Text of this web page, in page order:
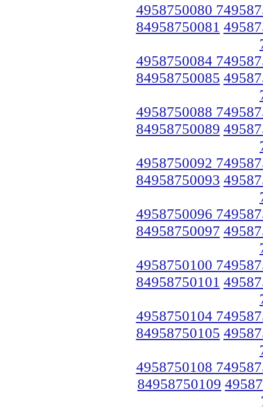
4958750080
84958750081
4958750084
84958750085
4958750088
84958750089
4958750092
84958750093
4958750096
84958750097
4958750100
84958750101
4958750104
84958750105
4958750108
84958750109